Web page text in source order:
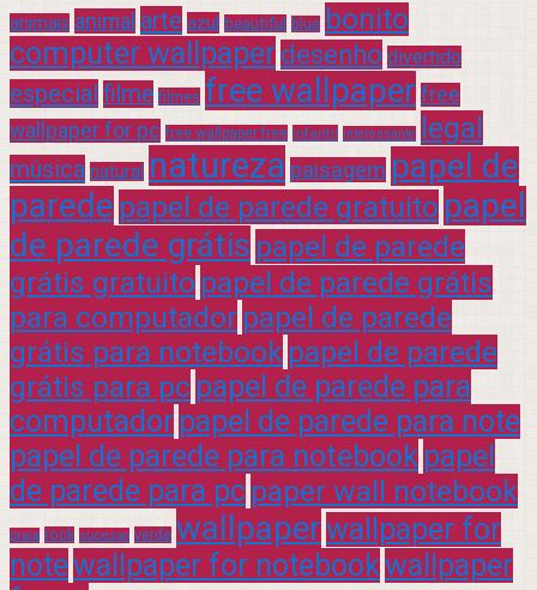
animais animal arte azul beautiful blue bonito
computer wallpaper desenho divertido
especial filme filmes free wallpaper free
wallpaper for pc free wallpaper free infantil interessante legal
música natural natureza paisagem papel de
parede papel de parede gratuito papel
de parede grátis papel de parede
grátis gratuito papel de parede grátis
para computador papel de parede
grátis para notebook papel de parede
grátis para pc papel de parede para
computador papel de parede para note
papel de parede para notebook papel
de parede para pc paper wall notebook
praia rock sucesso verde wallpaperwallpaper for
notewallpaper for notebookwallpaper